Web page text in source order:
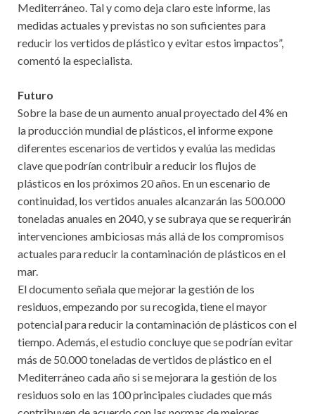
Mediterráneo. Tal y como deja claro este informe, las
medidas actuales y previstas no son suficientes para
reducir los vertidos de plástico y evitar estos impactos”,
comentó la especialista.
Futuro
Sobre la base de un aumento anual proyectado del 4% en
la producción mundial de plásticos, el informe expone
diferentes escenarios de vertidos y evalúa las medidas
clave que podrían contribuir a reducir los flujos de
plásticos en los próximos 20 años. En un escenario de
continuidad, los vertidos anuales alcanzarán las 500.000
toneladas anuales en 2040, y se subraya que se requerirán
intervenciones ambiciosas más allá de los compromisos
actuales para reducir la contaminación de plásticos en el
mar.
El documento señala que mejorar la gestión de los
residuos, empezando por su recogida, tiene el mayor
potencial para reducir la contaminación de plásticos con el
tiempo. Además, el estudio concluye que se podrían evitar
más de 50.000 toneladas de vertidos de plástico en el
Mediterráneo cada año si se mejorara la gestión de los
residuos solo en las 100 principales ciudades que más